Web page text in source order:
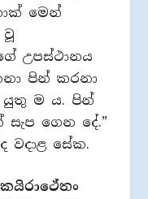
මෙන්
වූ
උපස්ථානය
පින් කරනා
ම ය. පින්
ගෙන දේ.”
වදාළ සේක.